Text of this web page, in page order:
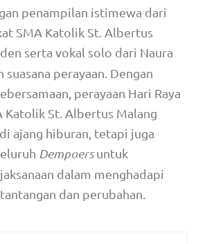
penampilan istimewa dari
SMA Katolik St. Albertus
serta vokal solo dari Naura
perayaan. Dengan
perayaan Hari Raya
Katolik St. Albertus Malang
ajang hiburan, tetapi juga
Dempoersuntuk
dalam menghadapi
dan perubahan.